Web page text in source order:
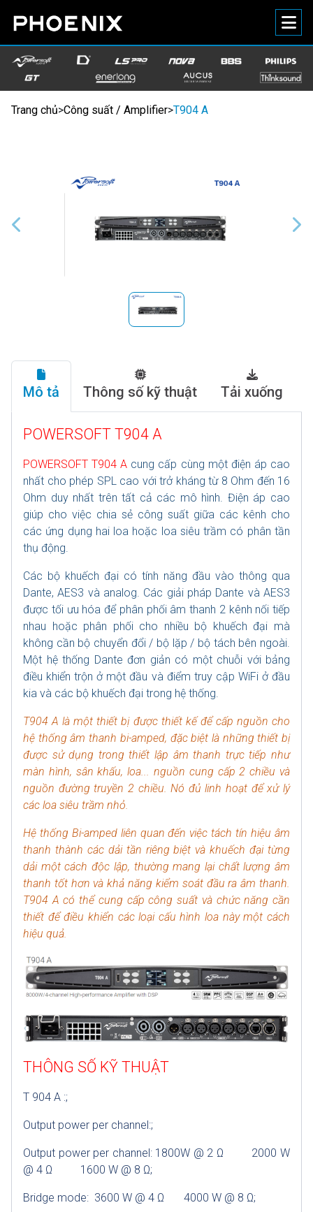
Trang chủ>Công suất / Amplifier>T904 A
Mô tả Thông số kỹ thuật Tải xuống
POWERSOFT T904 A
POWERSOFT T904 A cung cấp cùng một điện áp cao
nhất cho phép SPL cao với trở kháng từ 8 Ohm đến 16
Ohm duy nhất trên tất cả các mô hình. Điện áp cao
giúp cho việc chia sẻ công suất giữa các kênh cho
các ứng dụng hai loa hoặc loa siêu trầm có phân tần
thụ động.
Các bộ khuếch đại có tính năng đầu vào thông qua
Dante, AES3 và analog. Các giải pháp Dante và AES3
được tối ưu hóa để phân phối âm thanh 2 kênh nối tiếp
nhau hoặc phân phối cho nhiều bộ khuếch đại mà
không cần bộ chuyển đổi / bộ lặp / bộ tách bên ngoài.
Một hệ thống Dante đơn giản có một chuỗi với bảng
điều khiển trộn ở một đầu và điểm truy cập WiFi ở đầu
kia và các bộ khuếch đại trong hệ thống.
T904 A là một thiết bị được thiết kế để cấp nguồn cho
hệ thống âm thanh bi-amped, đặc biệt là những thiết bị
được sử dụng trong thiết lập âm thanh trực tiếp như
màn hình, sân khấu, loa... nguồn cung cấp 2 chiều và
nguồn đường truyền 2 chiều. Nó đủ linh hoạt để xử lý
các loa siêu trầm nhỏ.
Hệ thống Bi-amped liên quan đến việc tách tín hiệu âm
thanh thành các dải tần riêng biệt và khuếch đại từng
dải một cách độc lập, thường mang lại chất lượng âm
thanh tốt hơn và khả năng kiểm soát đầu ra âm thanh.
T904 A có thể cung cấp công suất và chức năng cần
thiết để điều khiển các loại cấu hình loa này một cách
hiệu quả.
THÔNG SỐ KỸ THUẬT
T 904 A :;
Output power per channel:;
Output power per channel: 1800W @ 2 Ω 2000 W
@ 4 Ω 1600 W @ 8 Ω;
Bridge mode: 3600 W @ 4 Ω 4000 W @ 8 Ω;